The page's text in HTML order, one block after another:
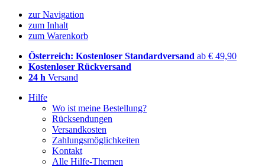
zur Navigation
zum Inhalt
zum Warenkorb
Österreich: Kostenloser Standardversand ab € 49,90
Kostenloser Rückversand
24 h Versand
Hilfe
Wo ist meine Bestellung?
Rücksendungen
Versandkosten
Zahlungsmöglichkeiten
Kontakt
Alle Hilfe-Themen